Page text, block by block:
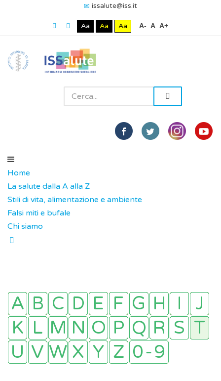
issalute@iss.it
Aa Aa Aa A- A A+
Home
La salute dalla A alla Z
Stili di vita, alimentazione e ambiente
Falsi miti e bufale
Chi siamo